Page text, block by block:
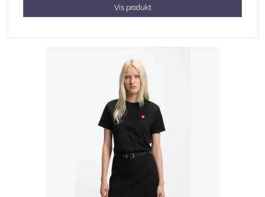
Vis produkt